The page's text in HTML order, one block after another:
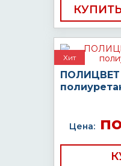
Хит
ПОЛИЦВЕТ
Цена: